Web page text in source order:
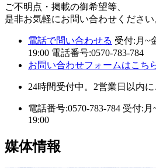
ご不明点・掲載の御希望等、
是非お気軽にお問い合わせください
電話で問い合わせる 受付:月~
19:00 電話番号:0570-783-784
お問い合わせフォームはこち
24時間受付中。2営業日以内に
電話番号:0570-783-784 受付:月
19:00
媒体情報